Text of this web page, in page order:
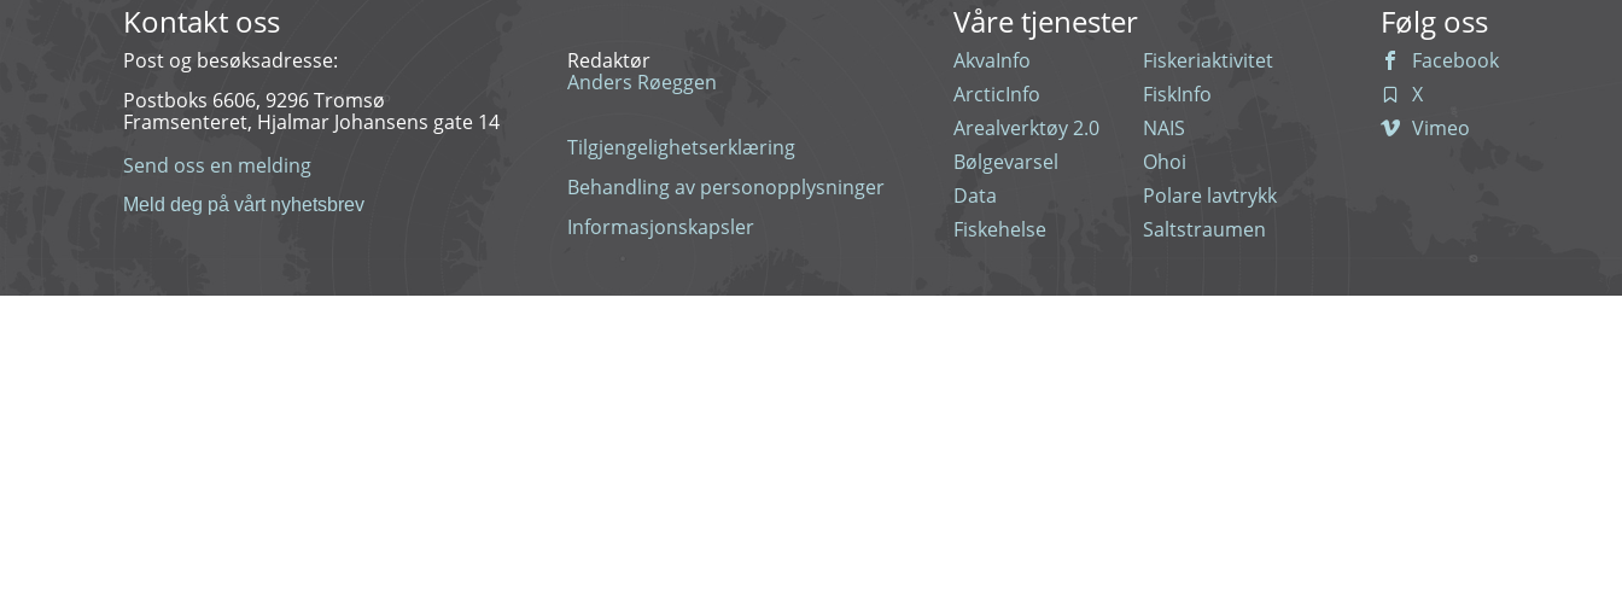
Kontakt oss
Post og besøksadresse:
Postboks 6606, 9296 Tromsø
Framsenteret, Hjalmar Johansens gate 14
Send oss en melding
Meld deg på vårt nyhetsbrev
Redaktør
Anders Røeggen
Tilgjengelighetserklæring
Behandling av personopplysninger
Informasjonskapsler
Våre tjenester
AkvaInfo
ArcticInfo
Arealverktøy 2.0
Bølgevarsel
Data
Fiskehelse
Fiskeriaktivitet
FiskInfo
NAIS
Ohoi
Polare lavtrykk
Saltstraumen
Følg oss
Facebook
X
Vimeo